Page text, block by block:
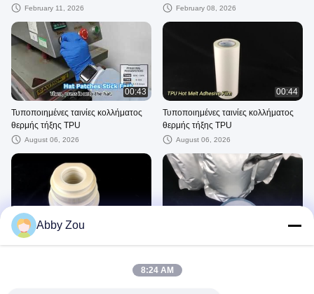
February 11, 2026 February 08, 2026
00:43
Τυποποιημένες ταινίες κολλήματος
θερμής τήξης TPU
August 06, 2026
00:44
Τυποποιημένες ταινίες κολλήματος
θερμής τήξης TPU
August 06, 2026
DS0262
00:43
1 κιλά DS220
Abby Zou
8:24 AM